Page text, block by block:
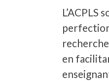
L’ACPLS
en